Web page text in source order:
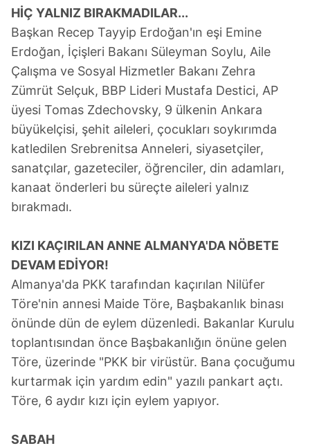
HİÇ YALNIZ BIRAKMADILAR...
Başkan Recep Tayyip Erdoğan'ın eşi Emine
Erdoğan, İçişleri Bakanı Süleyman Soylu, Aile
Çalışma ve Sosyal Hizmetler Bakanı Zehra
Zümrüt Selçuk, BBP Lideri Mustafa Destici, AP
üyesi Tomas Zdechovsky, 9 ülkenin Ankara
büyükelçisi, şehit aileleri, çocukları soykırımda
katledilen Srebrenitsa Anneleri, siyasetçiler,
sanatçılar, gazeteciler, öğrenciler, din adamları,
kanaat önderleri bu süreçte aileleri yalnız
bırakmadı.
KIZI KAÇIRILAN ANNE ALMANYA'DA NÖBETE
DEVAM EDİYOR!
Almanya'da PKK tarafından kaçırılan Nilüfer
Töre'nin annesi Maide Töre, Başbakanlık binası
önünde dün de eylem düzenledi. Bakanlar Kurulu
toplantısından önce Başbakanlığın önüne gelen
Töre, üzerinde "PKK bir virüstür. Bana çocuğumu
kurtarmak için yardım edin" yazılı pankart açtı.
Töre, 6 aydır kızı için eylem yapıyor.
SABAH